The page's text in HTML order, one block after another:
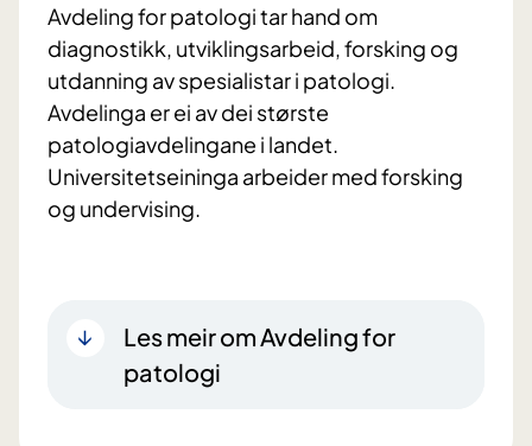
Avdeling for patologi tar hand om
diagnostikk, utviklingsarbeid, forsking og
utdanning av spesialistar i patologi.
Avdelinga er ei av dei største
patologiavdelingane i landet.
Universitetseininga arbeider med forsking
og undervising.
Les meir om Avdeling for
patologi